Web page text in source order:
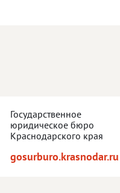
Государственное
юридическое бюро
Краснодарского края
gosurburo.krasnodar.ru